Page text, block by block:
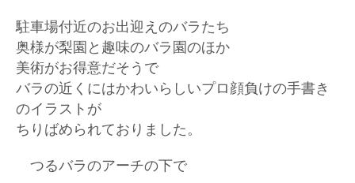
駐車場付近のお出迎えのバラたち
奥様が梨園と趣味のバラ園のほか
美術がお得意だそうで
バラの近くにはかわいらしいプロ顔負けの手書き
のイラストが
ちりばめられておりました。
つるバラのアーチの下で